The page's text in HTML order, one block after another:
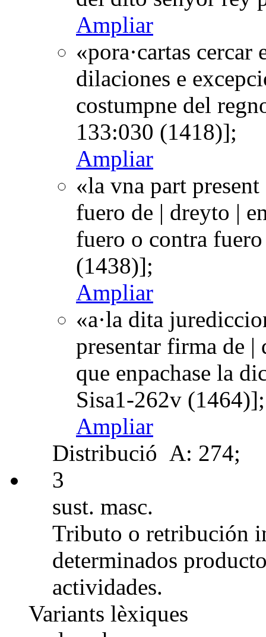
Ampliar
«pora·cartas cercar
dilaciones e
costumpne del
133:030 (1418)];
Ampliar
«la vna part
fuero de | dreyto |
fuero o contra
(1438)];
Ampliar
«a·la dita
presentar firma de
que enpachase la
Sisa1-262v (1464)];
Ampliar
Distribució A: 274;
3
sust. masc.
Tributo o retribución
determinados
actividades.
Variants lèxiques